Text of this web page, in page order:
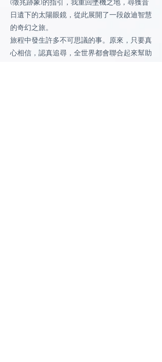
(徵兆跡象)的指引，我重回墜機之地，尋獲昔
日遺下的太陽眼鏡，從此展開了一段啟迪智慧
的奇幻之旅。
旅程中發生許多不可思議的事。原來，只要真
心相信，認真追尋，全世界都會聯合起來幫助